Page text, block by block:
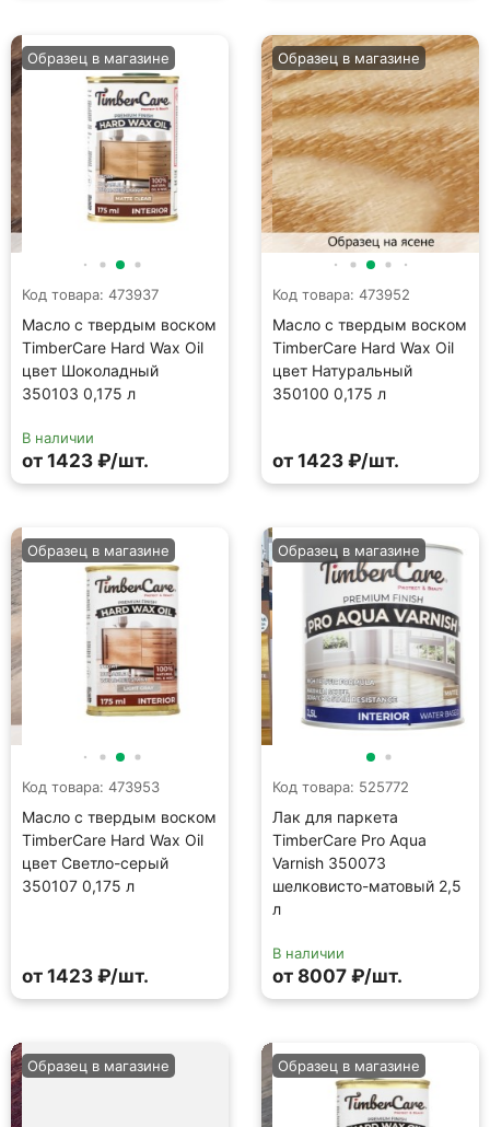
Код товара: 473937
Масло с твердым воском
TimberCare Hard Wax Oil
цвет Шоколадный
350103 0,175 л
Образец в магазине
В наличии
от 1423 ₽/шт.
Код товара: 473952
Масло с твердым воском
TimberCare Hard Wax Oil
цвет Натуральный
350100 0,175 л
Образец в магазине
от 1423 ₽/шт.
Код товара: 473953
Масло с твердым воском
TimberCare Hard Wax Oil
цвет Светло-серый
350107 0,175 л
Образец в магазине
от 1423 ₽/шт.
Код товара: 525772
Лак для паркета
TimberCare Pro Aqua
Varnish 350073
шелковисто-матовый 2,5
л
Образец в магазине
В наличии
от 8007 ₽/шт.
Образец в магазине Образец в магазине